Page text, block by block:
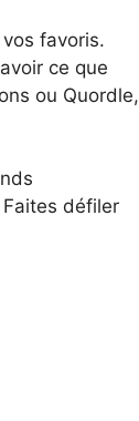
favoris.
ce que
ou Quordle,
Faites défiler